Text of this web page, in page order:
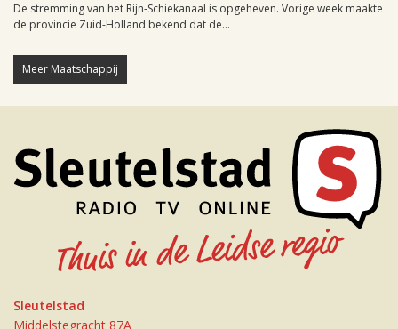
De stremming van het Rijn-Schiekanaal is opgeheven. Vorige week maakte
de provincie Zuid-Holland bekend dat de...
Meer Maatschappij
Sleutelstad
Middelstegracht 87A